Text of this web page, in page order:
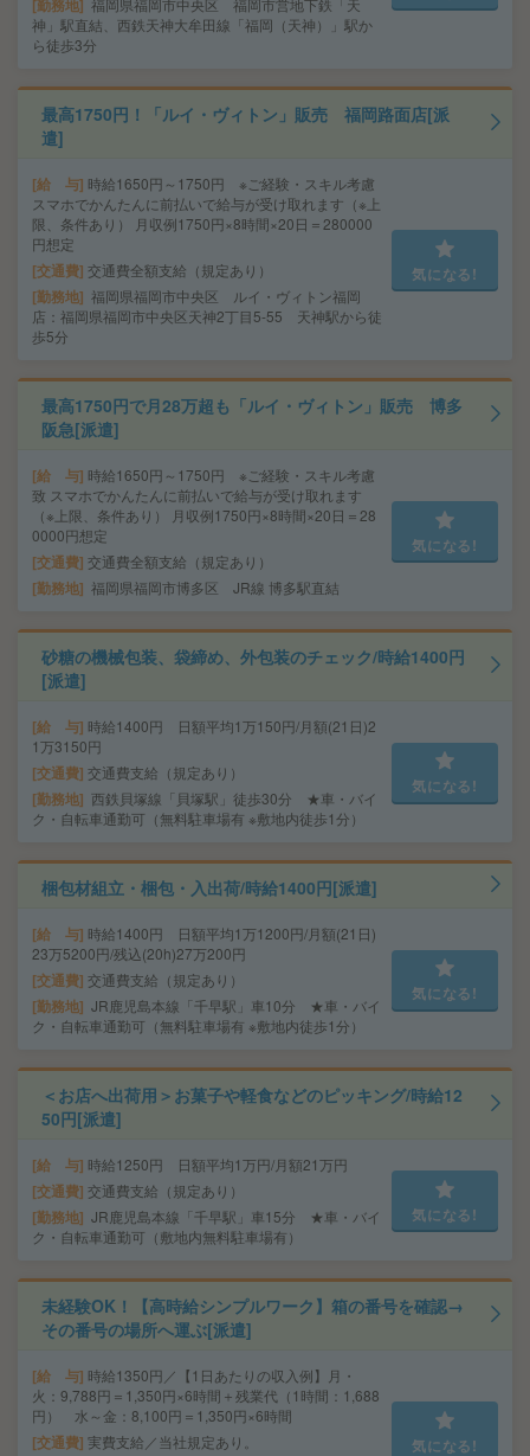
勤務地 福岡県福岡市中央区 福岡市営地下鉄「天
神」駅直結、西鉄天神大牟田線「福岡（天神）」駅か
ら徒歩3分
最高1750円！「ルイ・ヴィトン」販売 福岡路面店[派
遣]
給 与 時給1650円～1750円 ※ご経験・スキル考慮
スマホでかんたんに前払いで給与が受け取れます（※上
限、条件あり） 月収例1750円×8時間×20日＝280000
円想定
交通費 交通費全額支給（規定あり）
勤務地 福岡県福岡市中央区 ルイ・ヴィトン福岡
店：福岡県福岡市中央区天神2丁目5-55 天神駅から徒
歩5分
気になる!
最高1750円で月28万超も「ルイ・ヴィトン」販売 博多
阪急[派遣]
給 与 時給1650円～1750円 ※ご経験・スキル考慮
致 スマホでかんたんに前払いで給与が受け取れます
（※上限、条件あり） 月収例1750円×8時間×20日＝28
0000円想定
交通費 交通費全額支給（規定あり）
勤務地 福岡県福岡市博多区 JR線 博多駅直結
気になる!
砂糖の機械包装、袋締め、外包装のチェック/時給1400円
[派遣]
給 与 時給1400円 日額平均1万150円/月額(21日)2
1万3150円
交通費 交通費支給（規定あり）
勤務地 西鉄貝塚線「貝塚駅」徒歩30分 ★車・バイ
ク・自転車通勤可（無料駐車場有 ※敷地内徒歩1分）
気になる!
梱包材組立・梱包・入出荷/時給1400円[派遣]
給 与 時給1400円 日額平均1万1200円/月額(21日)
23万5200円/残込(20h)27万200円
交通費 交通費支給（規定あり）
勤務地 JR鹿児島本線「千早駅」車10分 ★車・バイ
ク・自転車通勤可（無料駐車場有 ※敷地内徒歩1分）
気になる!
＜お店へ出荷用＞お菓子や軽食などのピッキング/時給12
50円[派遣]
給 与 時給1250円 日額平均1万円/月額21万円
交通費 交通費支給（規定あり）
勤務地 JR鹿児島本線「千早駅」車15分 ★車・バイ
ク・自転車通勤可（敷地内無料駐車場有）
気になる!
未経験OK！【高時給シンプルワーク】箱の番号を確認→
その番号の場所へ運ぶ[派遣]
給 与 時給1350円／【1日あたりの収入例】月・
火：9,788円＝1,350円×6時間＋残業代（1時間：1,688
円） 水～金：8,100円＝1,350円×6時間
交通費 実費支給／当社規定あり。 気になる!